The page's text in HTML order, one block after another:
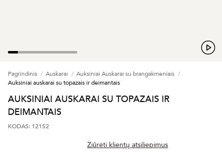
Pagrindinis Auskarai
Auksiniai Auskarai su brangakmeniais
Auksiniai auskarai su topazais ir deimantais
AUKSINIAI AUSKARAI SU TOPAZAIS IR
DEIMANTAIS
KODAS: 12152
Žiūrėti klientų atsiliepimus